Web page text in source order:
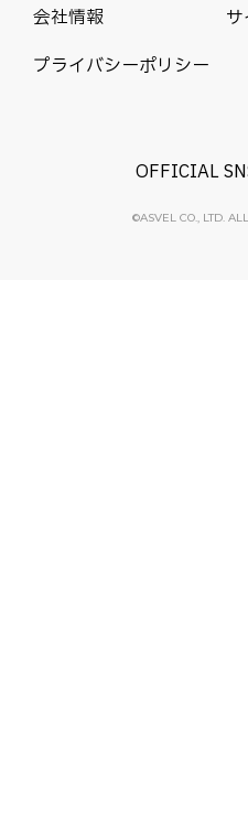
会社情報
プライバシーポリシー
OFFICIAL
©ASVEL CO., LTD.